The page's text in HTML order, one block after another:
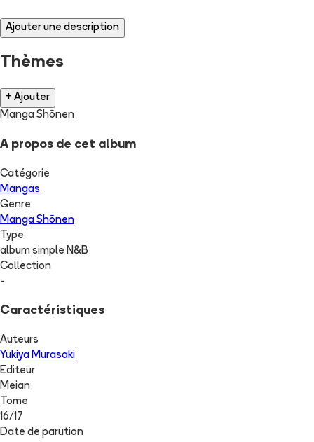
Ajouter une description
Thèmes
+ Ajouter
Manga Shōnen
A propos de cet album
Catégorie
Mangas
Genre
Manga Shōnen
Type
album simple N&B
Collection
-
Caractéristiques
Auteurs
Yukiya Murasaki
Editeur
Meian
Tome
16/17
Date de parution